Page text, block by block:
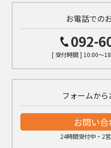
お電話での
092-
[ 受付時間 ] 10:00～
フォームか
お問い
24時間受付中・2